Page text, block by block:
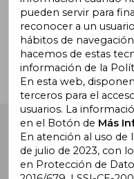
¿Necesitas ayuda?
Ir a Centro de Soporte
Buscalibre España. Calle
Cornellà de Llobregat,
pueden servir para
reconocer a un
hábitos de
hacemos de estas
información de la
En esta web,
terceros para el
usuarios. La
en el Botón de Más
En atención al uso de
de julio de 2023, con
en Protección de